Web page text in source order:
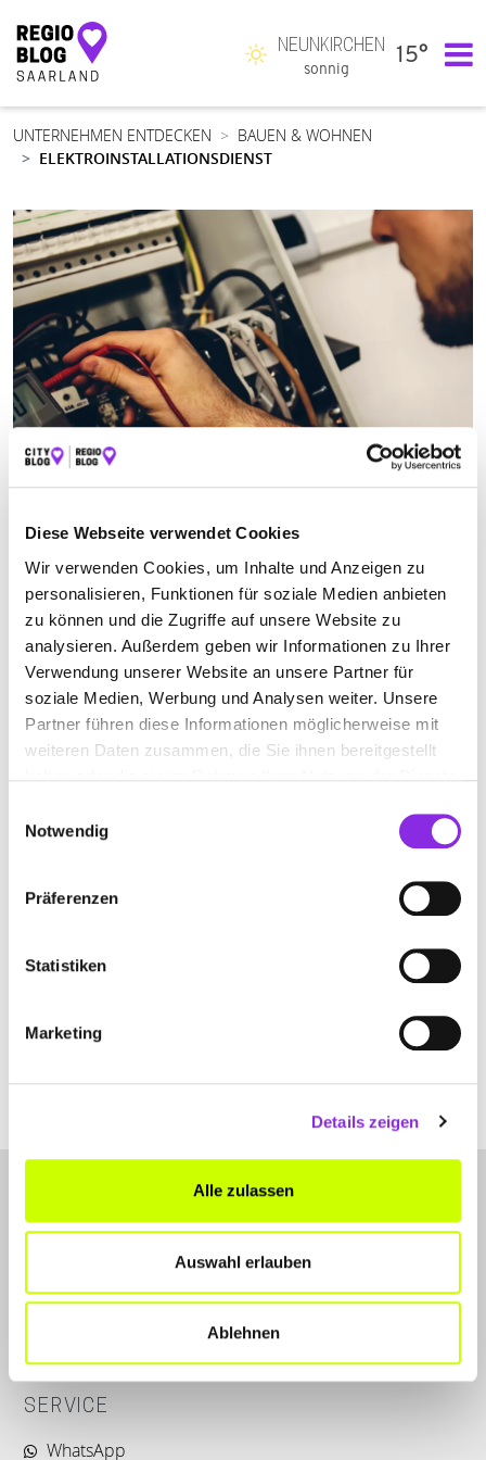
Diese Webseite verwendet Cookies
Wir verwenden Cookies, um Inhalte und Anzeigen zu
personalisieren, Funktionen für soziale Medien anbieten
zu können und die Zugriffe auf unsere Website zu
analysieren. Außerdem geben wir Informationen zu Ihrer
Verwendung unserer Website an unsere Partner für
soziale Medien, Werbung und Analysen weiter. Unsere
Partner führen diese Informationen möglicherweise mit
weiteren Daten zusammen, die Sie ihnen bereitgestellt
Notwendig
Präferenzen
Statistiken
Marketing
Details zeigen
Alle zulassen
Auswahl erlauben
Ablehnen
Hauptnavigation
NEUNKIRCHEN
sonnig
15°
UNTERNEHMEN ENTDECKEN
BAUEN & WOHNEN
ELEKTROINSTALLATIONSDIENST
ELEKTROINSTALLATIONSDIENST IN WADERN-
BÜSCHFELD
Suchen nach
Finden
Eisenbahnstraße 9
| 66687 Wadern-Büschfeld DE
Kontakt
SERVICE
WhatsApp